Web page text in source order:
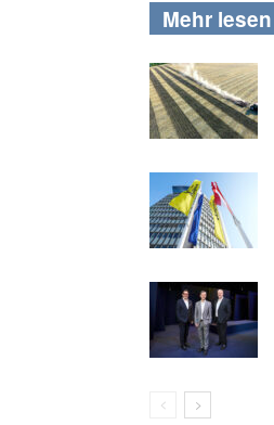
Mehr lesen